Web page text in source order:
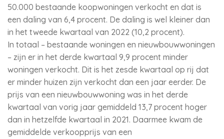
50.000 bestaande koopwoningen verkocht en dat is
een daling van 6,4 procent. De daling is wel kleiner dan
in het tweede kwartaal van 2022 (10,2 procent).
In totaal – bestaande woningen en nieuwbouwwoningen
– zijn er in het derde kwartaal 9,9 procent minder
woningen verkocht. Dit is het zesde kwartaal op rij dat
er minder huizen zijn verkocht dan een jaar eerder. De
prijs van een nieuwbouwwoning was in het derde
kwartaal van vorig jaar gemiddeld 13,7 procent hoger
dan in hetzelfde kwartaal in 2021. Daarmee kwam de
gemiddelde verkoopprijs van een